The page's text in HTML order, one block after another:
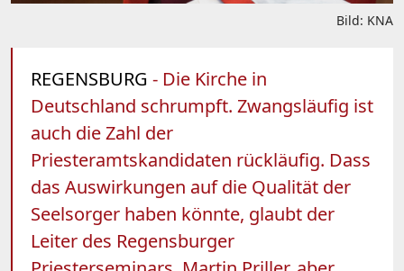
Bild: KNA
REGENSBURG - Die Kirche in
Deutschland schrumpft. Zwangsläufig ist
auch die Zahl der
Priesteramtskandidaten rückläufig. Dass
das Auswirkungen auf die Qualität der
Seelsorger haben könnte, glaubt der
Leiter des Regensburger